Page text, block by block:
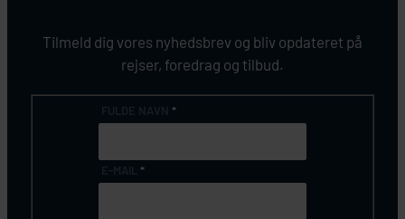
Tilmeld dig vores nyhedsbrev og bliv opdateret på
rejser, foredrag og tilbud.
*
*